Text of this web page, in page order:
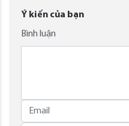
Ý kiến của bạn
Bình luận